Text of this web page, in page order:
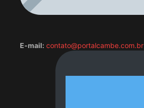
E-mail: contato@portalcambe.com.br